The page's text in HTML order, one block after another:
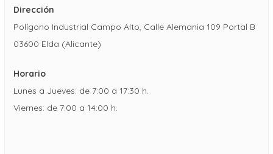
Dirección
Polígono Industrial Campo Alto, Calle Alemania 109 Portal B
03600 Elda (Alicante)
Horario
Lunes a Jueves: de 7:00 a 17:30 h.
Viernes: de 7:00 a 14:00 h.